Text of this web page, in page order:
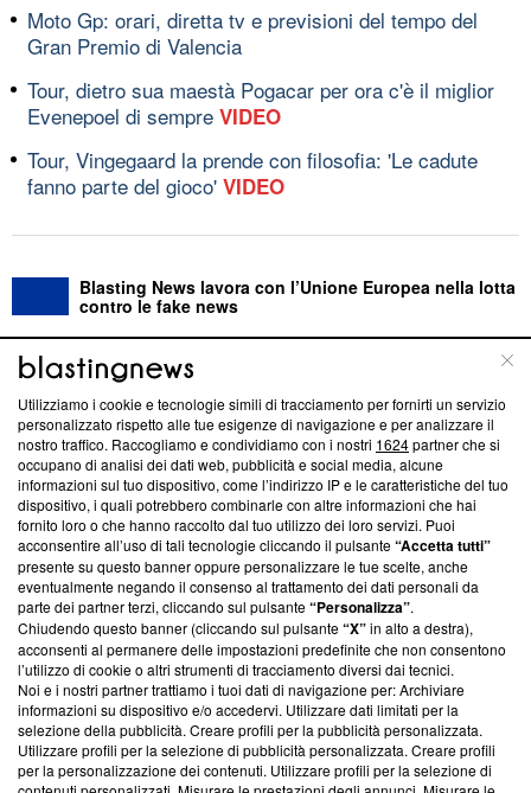
Moto Gp: orari, diretta tv e previsioni del tempo del
Gran Premio di Valencia
Tour, dietro sua maestà Pogacar per ora c'è il miglior
Evenepoel di sempre VIDEO
Tour, Vingegaard la prende con filosofia: 'Le cadute
fanno parte del gioco' VIDEO
Blasting News lavora con l’Unione Europea nella lotta
contro le fake news
ABOUT LINEA EDITORIALE
Questa sezione offre informazioni trasparenti su Blasting
News, sui nostri processi editoriali e su come ci impegniamo a
creare news di qualità. Inoltre, afferma la nostra aderenza a
‘Trust Project - News with Integrity’Blasting News non è
ancora membro del programma, ma ha richiesto di farne
parte; Trust Project non ha ancora effettuato una verifica di
conformità agli standard.
Su di noi
Team editoriale
Corporate
Redazione
Utilizziamo i cookie e tecnologie simili di tracciamento per fornirti un servizio
personalizzato rispetto alle tue esigenze di navigazione e per analizzare il
nostro traffico. Raccogliamo e condividiamo con i nostri 1624partner che si
occupano di analisi dei dati web, pubblicità e social media, alcune
informazioni sul tuo dispositivo, come l’indirizzo IP e le caratteristiche del tuo
dispositivo, i quali potrebbero combinarle con altre informazioni che hai
fornito loro o che hanno raccolto dal tuo utilizzo dei loro servizi. Puoi
acconsentire all’uso di tali tecnologie cliccando il pulsante“Accetta tutti”
presente su questo banner oppure personalizzare le tue scelte, anche
eventualmente negando il consenso al trattamento dei dati personali da
parte dei partner terzi, cliccando sul pulsante“Personalizza”.
Chiudendo questo banner (cliccando sul pulsante“X”in alto a destra),
acconsenti al permanere delle impostazioni predefinite che non consentono
l’utilizzo di cookie o altri strumenti di tracciamento diversi dai tecnici.
Noi e i nostri partner trattiamo i tuoi dati di navigazione per: Archiviare
informazioni su dispositivo e/o accedervi. Utilizzare dati limitati per la
selezione della pubblicità. Creare profili per la pubblicità personalizzata.
Utilizzare profili per la selezione di pubblicità personalizzata. Creare profili
per la personalizzazione dei contenuti. Utilizzare profili per la selezione di